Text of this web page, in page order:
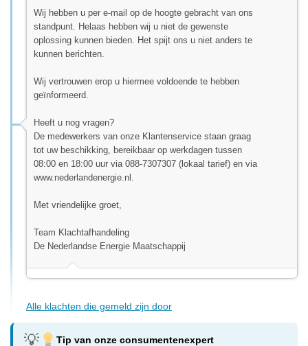
Wij hebben u per e-mail op de hoogte gebracht van ons
standpunt. Helaas hebben wij u niet de gewenste
oplossing kunnen bieden. Het spijt ons u niet anders te
kunnen berichten.
Wij vertrouwen erop u hiermee voldoende te hebben
geïnformeerd.
Heeft u nog vragen?
De medewerkers van onze Klantenservice staan graag
tot uw beschikking, bereikbaar op werkdagen tussen
08:00 en 18:00 uur via 088-7307307 (lokaal tarief) en via
www.nederlandenergie.nl.
Met vriendelijke groet,
Team Klachtafhandeling
De Nederlandse Energie Maatschappij
Alle klachten die gemeld zijn door
Tip van onze consumentenexpert